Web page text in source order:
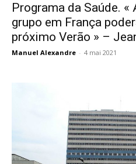
Programa da Saúde. «
grupo em França
próximo Verão » –
Manuel Alexandre - 4 mai 2021